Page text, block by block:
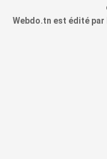
Webdo.tn est édité par